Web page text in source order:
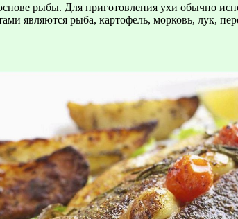
рыбы. Для приготовления ухи обычно
являются рыба, картофель, морковь, лук,